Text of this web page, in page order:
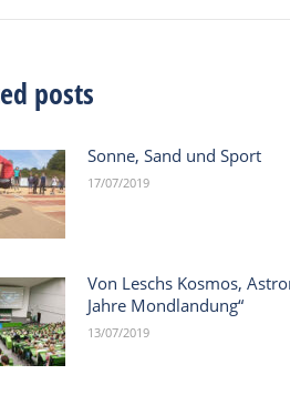
posts
Sonne, Sand und Sport
17/07/2019
Von Leschs Kosmos,
Jahre Mondlandung“
13/07/2019